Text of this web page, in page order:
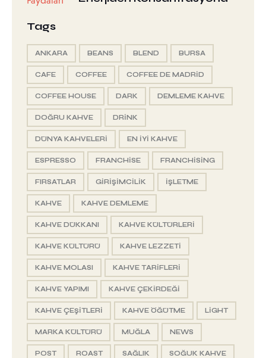
Tags
ANKARA BEANS BLEND BURSA
CAFE COFFEE COFFEE DE MADRID
COFFEE HOUSE DARK DEMLEME KAHVE
DOĞRU KAHVE DRINK
DÜNYA KAHVELERI EN IYI KAHVE
ESPRESSO FRANCHISE FRANCHISING
FIRSATLAR GIRIŞIMCILIK IŞLETME
KAHVE KAHVE DEMLEME
KAHVE DÜKKANI KAHVE KÜLTÜRLERI
KAHVE KÜLTÜRÜ KAHVE LEZZETI
KAHVE MOLASI KAHVE TARIFLERI
KAHVE YAPIMI KAHVE ÇEKIRDEĞI
KAHVE ÇEŞITLERI KAHVE ÖĞÜTME LIGHT
MARKA KÜLTÜRÜ MUĞLA NEWS
POST ROAST SAĞLIK SOĞUK KAHVE